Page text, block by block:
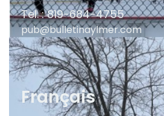
Tel. : 819-684-4755
pub@bulletinaylmer.com
Français